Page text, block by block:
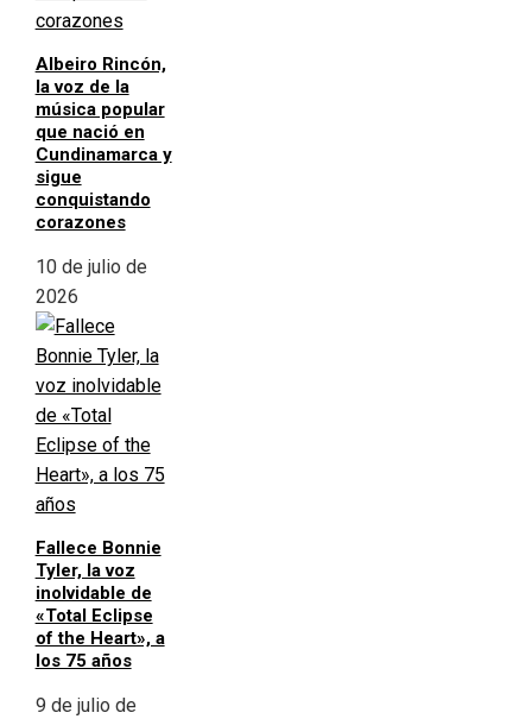
Albeiro Rincón,
la voz de la
música popular
que nació en
Cundinamarca y
sigue
conquistando
corazones
10 de julio de
2026
Fallece Bonnie
Tyler, la voz
inolvidable de
«Total Eclipse
of the Heart», a
los 75 años
9 de julio de